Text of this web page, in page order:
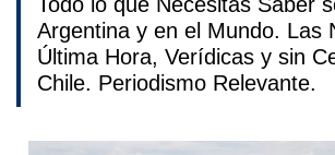
Argentina y en el Mundo. Las
Última Hora, Verídicas y sin
Chile. Periodismo Relevante.